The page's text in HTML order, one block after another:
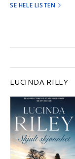
SE HELE LISTEN
LUCINDA RILEY